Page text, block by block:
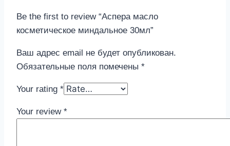
Be the first to review “Аспера масло
косметическое миндальное 30мл”
Ваш адрес email не будет опубликован.
Обязательные поля помечены *
Your rating *
Your review *